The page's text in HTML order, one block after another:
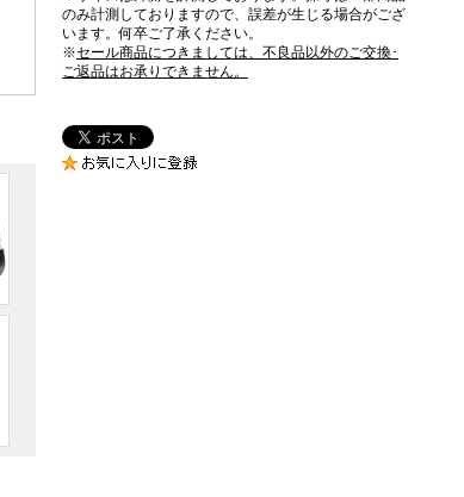
のみ計測しておりますので、誤差が生じる場合がござ
います。何卒ご了承ください。
※セール商品につきましては、不良品以外のご交換･
ご返品はお承りできません。